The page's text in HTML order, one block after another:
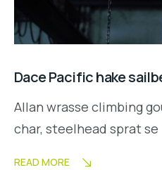
Dace Pacific hake
Allan wrasse climbing
char, steelhead sprat se
READ MORE